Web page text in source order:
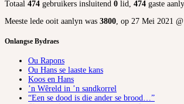
Totaal 474 gebruikers insluitend 0 lid, 474 gaste
Meeste lede ooit aanlyn was 3800, op 27 Mei 2021
Onlangse Bydraes
Ou Rapons
Ou Hans se laaste kans
Koos en Hans
’n Wêreld in ’n sandkorrel
“Een se dood is die ander se brood…”